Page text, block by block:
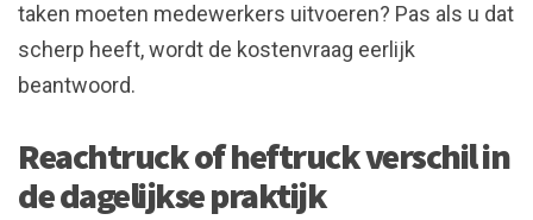
taken moeten medewerkers uitvoeren? Pas als u dat
scherp heeft, wordt de kostenvraag eerlijk
beantwoord.
Reachtruck of heftruck verschil in
de dagelijkse praktijk